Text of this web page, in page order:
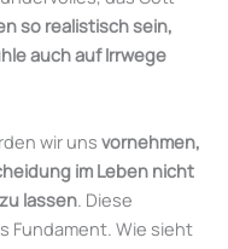
so realistisch sein,
auch auf Irrwege
wir unsvornehmen,
im Leben nicht
lassen. Diese
Fundament. Wie sieht